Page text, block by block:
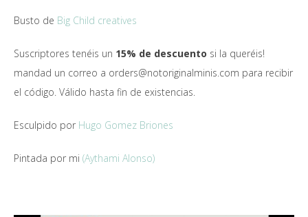
Busto de Big Child creatives
Suscriptores tenéis un 15% de descuento si la queréis!
mandad un correo a orders@notoriginalminis.com para recibir
el código. Válido hasta fin de existencias.
Esculpido por Hugo Gomez Briones
Pintada por mi (Aythami Alonso)